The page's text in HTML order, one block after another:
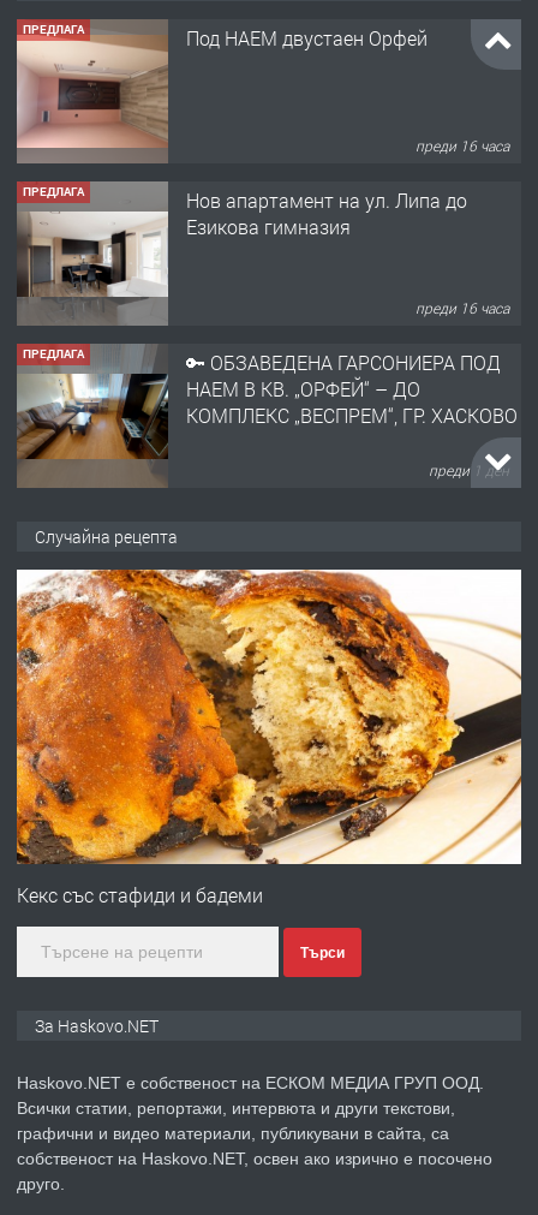
ПРЕДЛАГА Под НАЕМ двустаен Орфей
преди 16 часа
ПРЕДЛАГА
Нов апартамент на ул. Липа до
Езикова гимназия
преди 16 часа
ПРЕДЛАГА
🔑 ОБЗАВЕДЕНА ГАРСОНИЕРА ПОД
НАЕМ В КВ. „ОРФЕЙ“ – ДО
КОМПЛЕКС „ВЕСПРЕМ“, ГР. ХАСКОВО
преди 1 ден
АПАРТАМЕНТ В ЦЕНТЪРА НА ГР.
ХАСКОВО
преди 2 дни
ПРЕДЛАГА Давам гараж под наем
преди 2 дни
ПРЕДЛАГА
№4120 Магазин/Офис под наем в кв.
градската градина!
преди 3 дни
ПРЕДЛАГА
Продавам парцел в гр. Хасково кв.
Случайна рецепта
Кекс със стафиди и бадеми
Търси
За Haskovo.NET
Haskovo.NET е собственост на ЕСКОМ МЕДИА ГРУП ООД.
Всички статии, репортажи, интервюта и други текстови,
графични и видео материали, публикувани в сайта, са
собственост на Haskovo.NET, освен ако изрично е посочено
друго.